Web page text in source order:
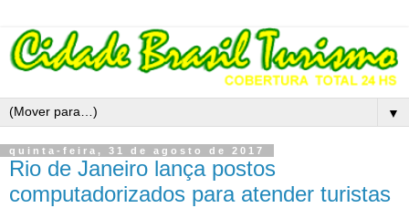
▼
quinta-feira, 31 de agosto de 2017
Rio de Janeiro lança postos
computadorizados para atender turistas